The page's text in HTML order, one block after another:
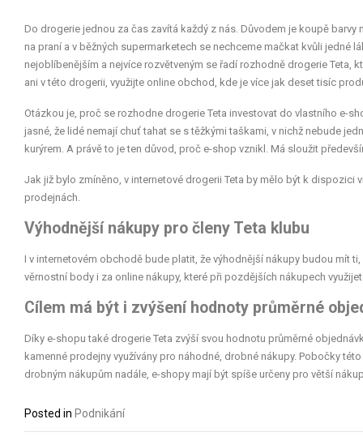
Do drogerie jednou za čas zavítá každý z nás. Důvodem je koupě
na praní a v běžných supermarketech se nechceme mačkat kvůli jedné
nejoblíbenějším a nejvíce rozvětveným se řadí rozhodně drogerie Teta,
ani v této drogerii, využijte online obchod, kde je více jak deset tisíc
Otázkou je, proč se rozhodne drogerie Teta investovat do vlastního e-
jasné, že lidé nemají chuť tahat se s těžkými taškami, v nichž nebude
kurýrem. A právě to je ten důvod, proč e-shop vznikl. Má sloužit
Jak již bylo zmíněno, v internetové drogerii Teta by mělo být k
prodejnách.
Výhodnější nákupy pro členy Teta klubu
I v internetovém obchodě bude platit, že výhodnější nákupy budou mít
věrnostní body i za online nákupy, které při pozdějších nákupech
Cílem má být i zvýšení hodnoty průměrné
Díky e-shopu také drogerie Teta zvýší svou hodnotu průměrné
kamenné prodejny využívány pro náhodné, drobné nákupy. Pobočky
drobným nákupům nadále, e-shopy mají být spíše určeny pro větší
Posted in Podnikání